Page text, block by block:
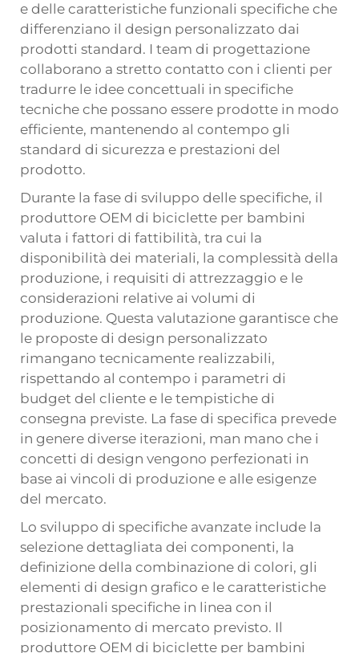
e delle caratteristiche funzionali specifiche che
differenziano il design personalizzato dai
prodotti standard. I team di progettazione
collaborano a stretto contatto con i clienti per
tradurre le idee concettuali in specifiche
tecniche che possano essere prodotte in modo
efficiente, mantenendo al contempo gli
standard di sicurezza e prestazioni del
prodotto.
Durante la fase di sviluppo delle specifiche, il
produttore OEM di biciclette per bambini
valuta i fattori di fattibilità, tra cui la
disponibilità dei materiali, la complessità della
produzione, i requisiti di attrezzaggio e le
considerazioni relative ai volumi di
produzione. Questa valutazione garantisce che
le proposte di design personalizzato
rimangano tecnicamente realizzabili,
rispettando al contempo i parametri di
budget del cliente e le tempistiche di
consegna previste. La fase di specifica prevede
in genere diverse iterazioni, man mano che i
concetti di design vengono perfezionati in
base ai vincoli di produzione e alle esigenze
del mercato.
Lo sviluppo di specifiche avanzate include la
selezione dettagliata dei componenti, la
definizione della combinazione di colori, gli
elementi di design grafico e le caratteristiche
prestazionali specifiche in linea con il
posizionamento di mercato previsto. Il
produttore OEM di biciclette per bambini